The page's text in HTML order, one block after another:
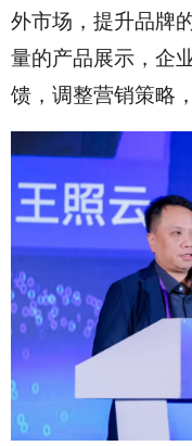
外市场，提升品牌
量的产品展示，企
馈，调整营销策略